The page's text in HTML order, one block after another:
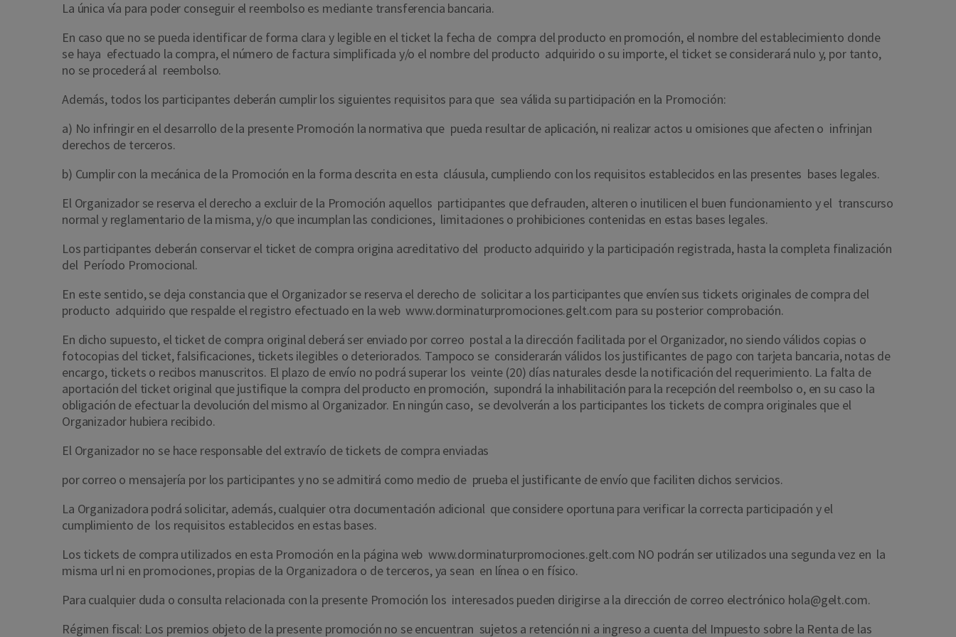
La única vía para poder conseguir el reembolso es mediante transferencia bancaria.
En caso que no se pueda identificar de forma clara y legible en el ticket la fecha de compra del producto en promoción, el nombre del establecimiento donde
se haya efectuado la compra, el número de factura simplificada y/o el nombre del producto adquirido o su importe, el ticket se considerará nulo y, por tanto,
no se procederá al reembolso.
Además, todos los participantes deberán cumplir los siguientes requisitos para que sea válida su participación en la Promoción:
a) No infringir en el desarrollo de la presente Promoción la normativa que pueda resultar de aplicación, ni realizar actos u omisiones que afecten o infrinjan
derechos de terceros.
b) Cumplir con la mecánica de la Promoción en la forma descrita en esta cláusula, cumpliendo con los requisitos establecidos en las presentes bases legales.
El Organizador se reserva el derecho a excluir de la Promoción aquellos participantes que defrauden, alteren o inutilicen el buen funcionamiento y el transcurso
normal y reglamentario de la misma, y/o que incumplan las condiciones, limitaciones o prohibiciones contenidas en estas bases legales.
Los participantes deberán conservar el ticket de compra origina acreditativo del producto adquirido y la participación registrada, hasta la completa finalización
del Período Promocional.
En este sentido, se deja constancia que el Organizador se reserva el derecho de solicitar a los participantes que envíen sus tickets originales de compra del
producto adquirido que respalde el registro efectuado en la web www.dorminaturpromociones.gelt.com para su posterior comprobación.
En dicho supuesto, el ticket de compra original deberá ser enviado por correo postal a la dirección facilitada por el Organizador, no siendo válidos copias o
fotocopias del ticket, falsificaciones, tickets ilegibles o deteriorados. Tampoco se considerarán válidos los justificantes de pago con tarjeta bancaria, notas de
encargo, tickets o recibos manuscritos. El plazo de envío no podrá superar los veinte (20) días naturales desde la notificación del requerimiento. La falta de
aportación del ticket original que justifique la compra del producto en promoción, supondrá la inhabilitación para la recepción del reembolso o, en su caso la
obligación de efectuar la devolución del mismo al Organizador. En ningún caso, se devolverán a los participantes los tickets de compra originales que el
Organizador hubiera recibido.
El Organizador no se hace responsable del extravío de tickets de compra enviadas
por correo o mensajería por los participantes y no se admitirá como medio de prueba el justificante de envío que faciliten dichos servicios.
La Organizadora podrá solicitar, además, cualquier otra documentación adicional que considere oportuna para verificar la correcta participación y el
cumplimiento de los requisitos establecidos en estas bases.
Los tickets de compra utilizados en esta Promoción en la página web www.dorminaturpromociones.gelt.com NO podrán ser utilizados una segunda vez en la
misma url ni en promociones, propias de la Organizadora o de terceros, ya sean en línea o en físico.
Para cualquier duda o consulta relacionada con la presente Promoción los interesados pueden dirigirse a la dirección de correo electrónico hola@gelt.com.
Régimen fiscal: Los premios objeto de la presente promoción no se encuentran sujetos a retención ni a ingreso a cuenta del Impuesto sobre la Renta de las